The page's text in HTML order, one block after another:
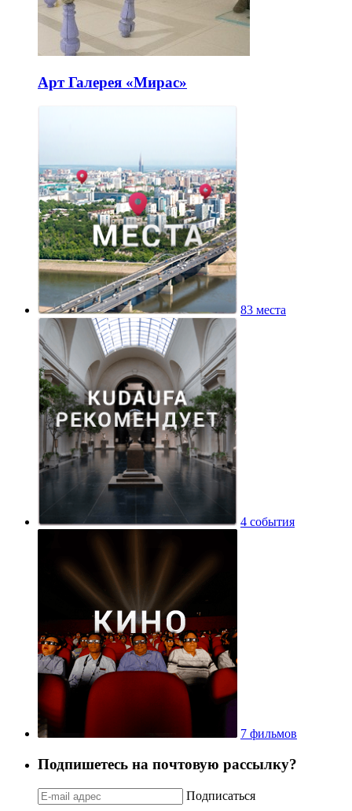
Арт Галерея «Мирас»
83 места
4 события
7 фильмов
Подпишетесь на почтовую рассылку?
Подписаться